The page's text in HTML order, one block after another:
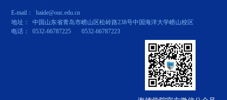
E-mail： haide@ouc.edu.cn
地址： 中国山东省青岛市崂山区松岭路238号中国海洋大学崂山校区
电话： 0532-66787225 0532-66787223